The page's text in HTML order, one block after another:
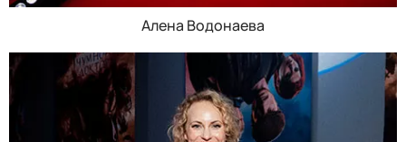
Алена Водонаева